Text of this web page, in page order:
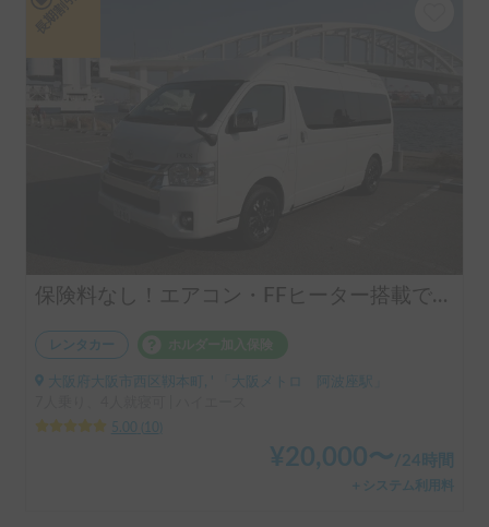
保険料なし！エアコン・FFヒーター搭載で年中快適✨使い勝手の良いバンコン🚐FOCS VERTICE ペット大歓迎🐶
レンタカー
大阪府大阪市西区靱本町, ' 「大阪メトロ 阿波座駅」
5.00
¥20,000〜 /24時間
＋システム利用料